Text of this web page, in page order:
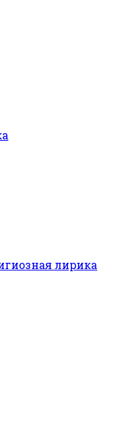
лирика